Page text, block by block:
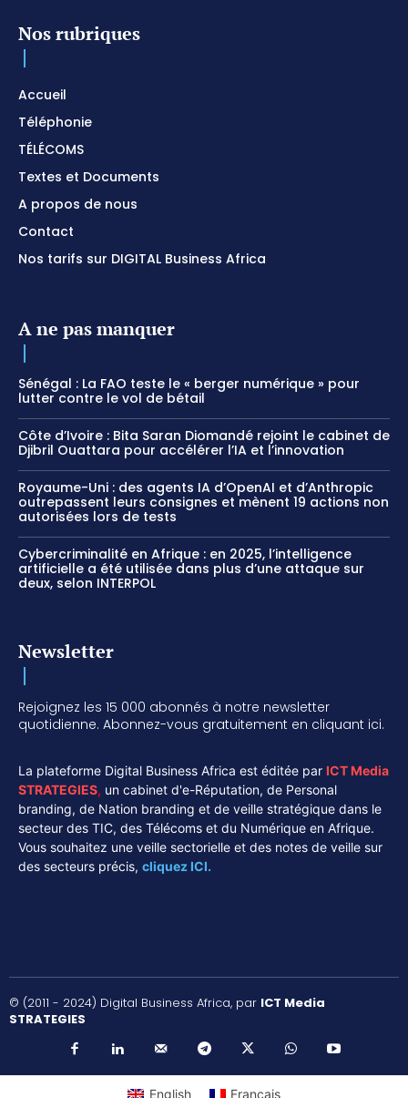
Nos rubriques
Accueil
Téléphonie
TÉLÉCOMS
Textes et Documents
A propos de nous
Contact
Nos tarifs sur DIGITAL Business Africa
A ne pas manquer
Sénégal : La FAO teste le « berger numérique » pour
lutter contre le vol de bétail
Côte d’Ivoire : Bita Saran Diomandé rejoint le cabinet de
Djibril Ouattara pour accélérer l’IA et l’innovation
Royaume-Uni : des agents IA d’OpenAI et d’Anthropic
outrepassent leurs consignes et mènent 19 actions non
autorisées lors de tests
Cybercriminalité en Afrique : en 2025, l’intelligence
artificielle a été utilisée dans plus d’une attaque sur
deux, selon INTERPOL
Newsletter
Rejoignez les 15 000 abonnés à notre newsletter
quotidienne. Abonnez-vous gratuitement en cliquant ici.
La plateforme Digital Business Africa est éditée par ICT Media
STRATEGIES, un cabinet d'e-Réputation, de Personal
branding, de Nation branding et de veille stratégique dans le
secteur des TIC, des Télécoms et du Numérique en Afrique.
Vous souhaitez une veille sectorielle et des notes de veille sur
des secteurs précis, cliquez ICI.
© (2011 - 2024) Digital Business Africa, par ICT Media
STRATEGIES
English Français